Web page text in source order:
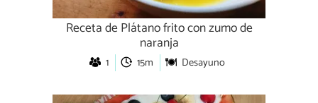
Receta de Plátano frito con zumo de
naranja
1 15m Desayuno